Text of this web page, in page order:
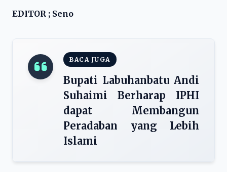
EDITOR ; Seno
BACA JUGA
Bupati Labuhanbatu Andi
Suhaimi Berharap IPHI
dapat Membangun
Peradaban yang Lebih
Islami